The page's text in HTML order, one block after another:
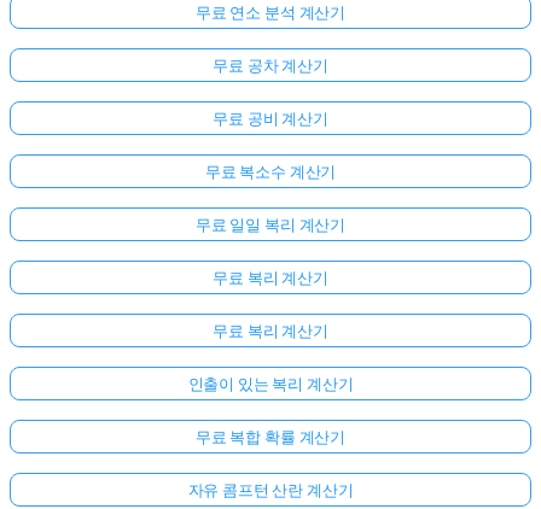
무료 연소 분석 계산기
무료 공차 계산기
무료 공비 계산기
무료 복소수 계산기
무료 일일 복리 계산기
무료 복리 계산기
무료 복리 계산기
인출이 있는 복리 계산기
무료 복합 확률 계산기
자유 콤프턴 산란 계산기